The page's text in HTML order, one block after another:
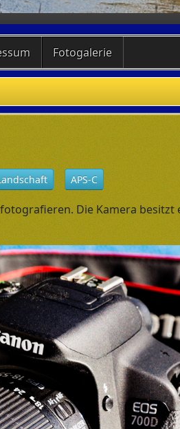
Fotogalerie
APS-C
Die Kamera besitzt